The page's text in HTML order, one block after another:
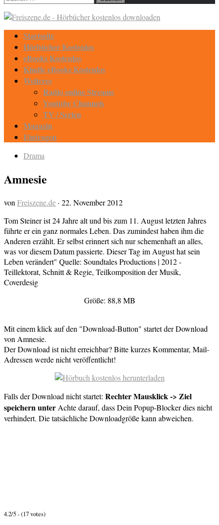
Startseite
Hörbücher Kostenlos
eBooks Kostenlos
Kindle eBooks Kostenlos
Weiteres
Radio online Streams
Youtube Channels
TV / Serien
Magazin
Eintragen
Drama
Amnesie
von Freiszene.de · 22. November 2012
Tom Steiner ist 24 Jahre alt und bis zum 11. August letzten Jahres
führte er ein ganz normales Leben. Das zumindest haben ihm die
Anderen erzählt. Er selbst erinnert sich nur schemenhaft an alles,
was vor diesem Datum passierte. Dieser Tag im August hat sein
Leben verändert" Quelle: Soundtales Productions | 2012 -
Teillektorat, Schnitt & Regie, Teilkomposition der Musik,
Coverdesig
Größe: 88,8 MB
Mit einem klick auf den "Download-Button" startet der Download
von Amnesie.
Der Download ist nicht erreichbar? Bitte kurzes Kommentar, Mail-
Adressen werde nicht veröffentlicht!
Falls der Download nicht startet: Rechter Mausklick -> Ziel
speichern unter Achte darauf, dass Dein Popup-Blocker dies nicht
verhindert. Die tatsächliche Downloadgröße kann abweichen.
4.2/5 - (17 votes)